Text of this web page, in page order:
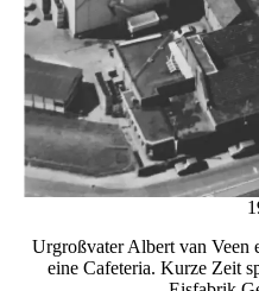
Urgroßvater Albert van Veen
eine Cafeteria. Kurze Zeit